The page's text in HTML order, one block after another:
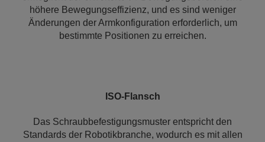
höhere Bewegungseffizienz, und es sind weniger
Änderungen der Armkonfiguration erforderlich, um
bestimmte Positionen zu erreichen.
ISO-Flansch
Das Schraubbefestigungsmuster entspricht den
Standards der Robotikbranche, wodurch es mit allen